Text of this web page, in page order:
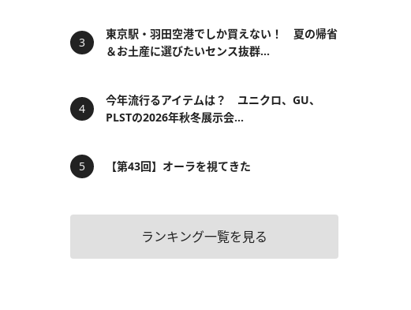
東京駅・羽田空港でしか買えない！ 夏の帰省
＆お土産に選びたいセンス抜群...
今年流行るアイテムは？ ユニクロ、GU、
PLSTの2026年秋冬展示会...
【第43回】オーラを視てきた
ランキング一覧を見る